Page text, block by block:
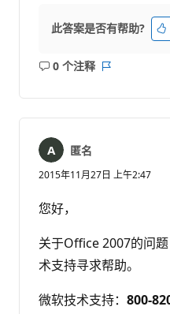
此答案是否有帮助?
0 个注释
无
匿名
2015年11月27日 上午2:47
您好，
关于Office 2007的问
术支持寻求帮助。
微软技术支持： 800-